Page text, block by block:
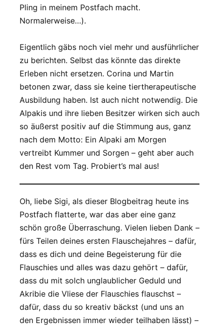
Pling in meinem Postfach macht.
Normalerweise…).
Eigentlich gäbs noch viel mehr und ausführlicher
zu berichten. Selbst das könnte das direkte
Erleben nicht ersetzen. Corina und Martin
betonen zwar, dass sie keine tiertherapeutische
Ausbildung haben. Ist auch nicht notwendig. Die
Alpakis und ihre lieben Besitzer wirken sich auch
so äußerst positiv auf die Stimmung aus, ganz
nach dem Motto: Ein Alpaki am Morgen
vertreibt Kummer und Sorgen – geht aber auch
den Rest vom Tag. Probiert’s mal aus!
Oh, liebe Sigi, als dieser Blogbeitrag heute ins
Postfach flatterte, war das aber eine ganz
schön große Überraschung. Vielen lieben Dank –
fürs Teilen deines ersten Flauschejahres – dafür,
dass es dich und deine Begeisterung für die
Flauschies und alles was dazu gehört – dafür,
dass du mit solch unglaublicher Geduld und
Akribie die Vliese der Flauschies flauschst –
dafür, dass du so kreativ bäckst (und uns an
den Ergebnissen immer wieder teilhaben lässt) –